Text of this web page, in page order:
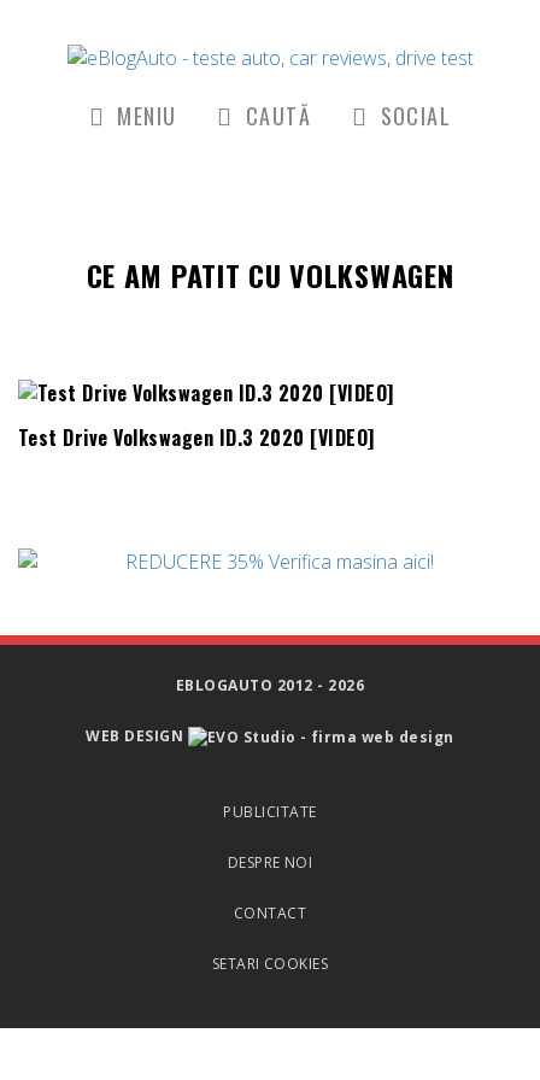
MENIU CAUTĂ SOCIAL
CE AM PATIT CU VOLKSWAGEN
Test Drive Volkswagen ID.3 2020 [VIDEO]
EBLOGAUTO 2012 - 2026
WEB DESIGN
PUBLICITATE
DESPRE NOI
CONTACT
SETARI COOKIES